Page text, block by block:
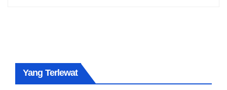
Yang Terlewat